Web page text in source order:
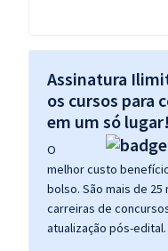
Assinatura
os cursos para
em um só lugar!
O
melhor custo
bolso. São mais de
carreiras de
atualização pós-edital.